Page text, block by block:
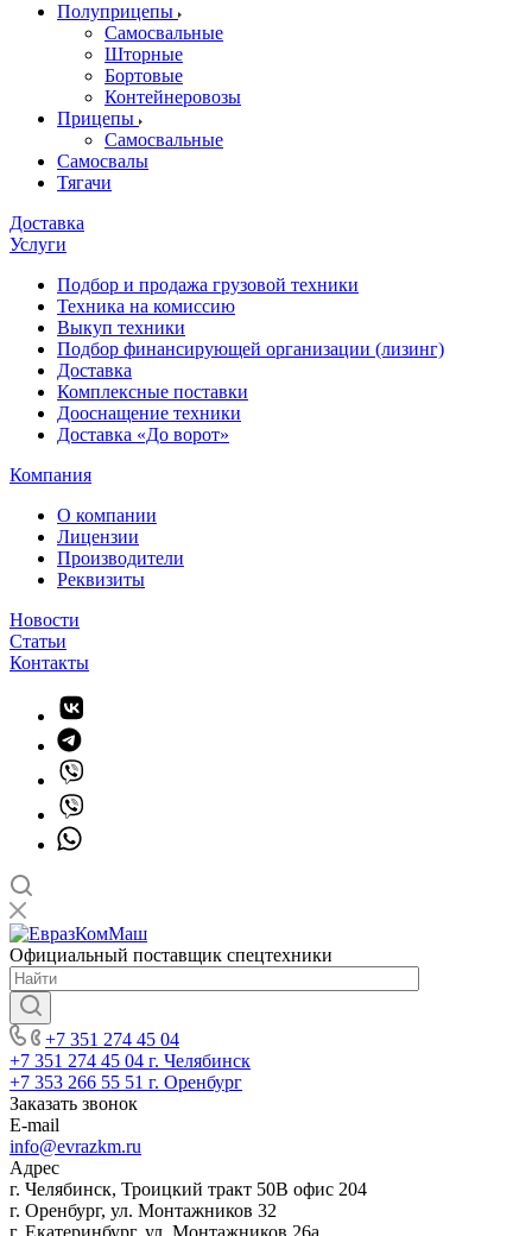
Полуприцепы
Самосвальные
Шторные
Бортовые
Контейнеровозы
Прицепы
Самосвальные
Самосвалы
Тягачи
Доставка
Услуги
Подбор и продажа грузовой техники
Техника на комиссию
Выкуп техники
Подбор финансирующей организации (лизинг)
Доставка
Комплексные поставки
Дооснащение техники
Доставка «До ворот»
Компания
О компании
Лицензии
Производители
Реквизиты
Новости
Статьи
Контакты
Официальный поставщик спецтехники
+7 351 274 45 04
+7 351 274 45 04 г. Челябинск
+7 353 266 55 51 г. Оренбург
Заказать звонок
E-mail
info@evrazkm.ru
Адрес
г. Челябинск, Троицкий тракт 50В офис 204
г. Оренбург, ул. Монтажников 32
г. Екатеринбург, ул. Монтажников 26а